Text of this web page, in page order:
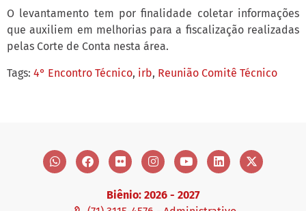
O levantamento tem por finalidade coletar informações
que auxiliem em melhorias para a fiscalização realizadas
pelas Corte de Conta nesta área.
Tags: 4° Encontro Técnico, irb, Reunião Comitê Técnico
Biênio: 2026 - 2027